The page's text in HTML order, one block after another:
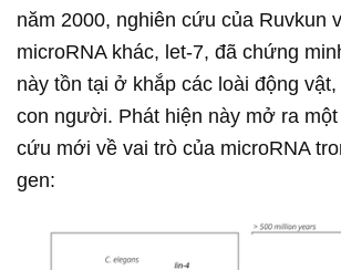
năm 2000, nghiên cứu của Ruvkun
microRNA khác, let-7, đã chứng
này tồn tại ở khắp các loài động
con người. Phát hiện này mở ra
cứu mới về vai trò của microRNA
gen: